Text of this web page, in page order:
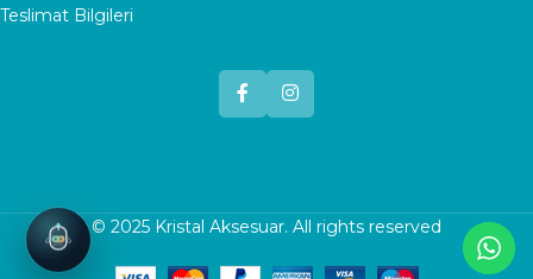
Teslimat Bilgileri
© 2025 Kristal Aksesuar. All rights reserved